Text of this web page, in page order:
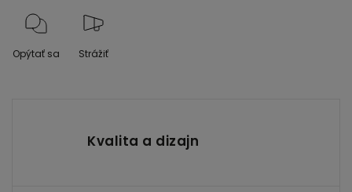
Opýtať sa Strážiť
Kvalita a dizajn